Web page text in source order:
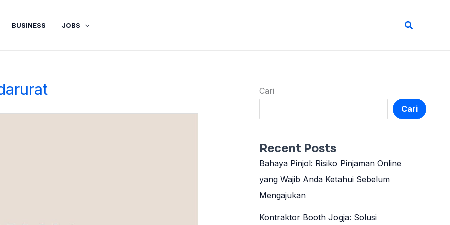
BUSINESS JOBS Cari
Cari
Cari
Recent Posts
Bahaya Pinjol: Risiko Pinjaman Online
yang Wajib Anda Ketahui Sebelum
Mengajukan
Kontraktor Booth Jogja: Solusi